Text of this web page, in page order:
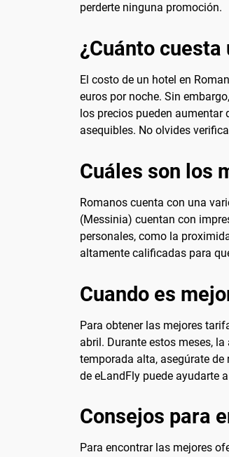
perderte ninguna promoción.
¿Cuánto
El costo de un hotel en
euros por noche. Sin
los precios pueden
asequibles. No olvides
Cuáles son los
Romanos cuenta con una
(Messinia) cuentan con
personales, como la
altamente calificadas para
Cuando es
Para obtener las mejores
abril. Durante estos meses,
temporada alta, asegúrate
de eLandFly puede ayudarte
Consejos para
Para encontrar las mejores